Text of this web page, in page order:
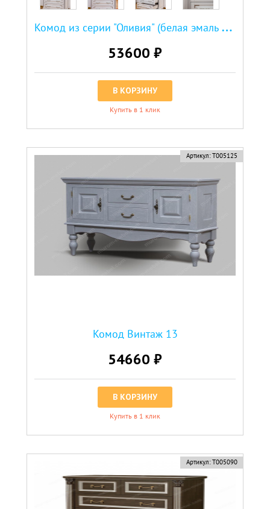
К
омод из серии "Оливия" (белая эмаль с серебряной патиной)
53600 ₽
В КОРЗИНУ
Купить в 1 клик
Артикул: Т005125
Комод Винтаж 13
54660 ₽
В КОРЗИНУ
Купить в 1 клик
Артикул: Т005090